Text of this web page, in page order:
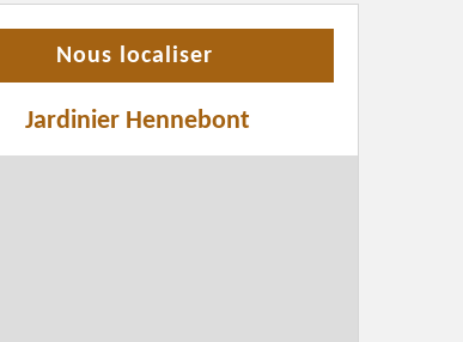
Nous localiser
Jardinier Hennebont